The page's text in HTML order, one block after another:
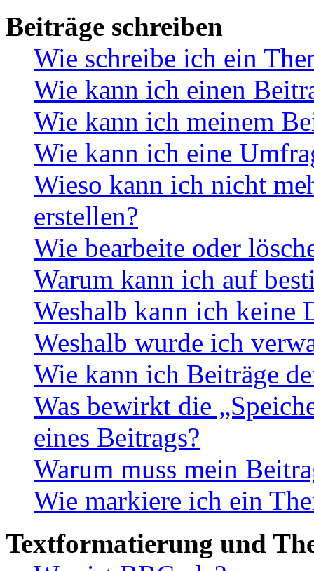
Beiträge schreiben
Wie schreibe ich ein
Wie kann ich einen
Wie kann ich meinem
Wie kann ich eine
Wieso kann ich nicht
erstellen?
Wie bearbeite oder
Warum kann ich auf
Weshalb kann ich keine
Weshalb wurde ich
Wie kann ich Beiträge
Was bewirkt die
eines Beitrags?
Warum muss mein
Wie markiere ich ein
Textformatierung und